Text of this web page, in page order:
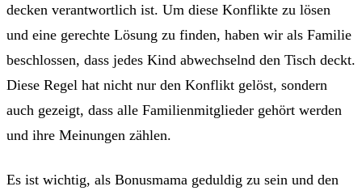
decken verantwortlich ist. Um diese Konflikte zu lösen
und eine gerechte Lösung zu finden, haben wir als Familie
beschlossen, dass jedes Kind abwechselnd den Tisch deckt.
Diese Regel hat nicht nur den Konflikt gelöst, sondern
auch gezeigt, dass alle Familienmitglieder gehört werden
und ihre Meinungen zählen.
Es ist wichtig, als Bonusmama geduldig zu sein und den